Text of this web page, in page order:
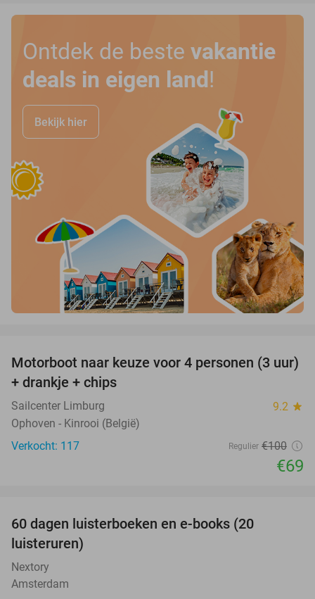
Ontdek de beste vakantie
deals in eigen land !
Bekijk hier
31%
Motorboot naar keuze voor 4 personen (3 uur)
+ drankje + chips
Sailcenter Limburg 9.2 star
Ophoven - Kinrooi (België)
Verkocht: 117
Regulier €100
€69
60 dagen luisterboeken en e-books (20
luisteruren)
Nextory
Amsterdam